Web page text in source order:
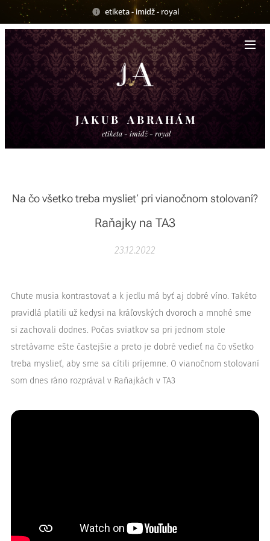
etiketa - imidž - royal
J A K U B A B R A H Á M
etiketa - imidž - royal
Na čo všetko treba myslieť pri vianočnom stolovaní?
Raňajky na TA3
23.12.2022
Chute musia kontrastovať a k jedlu má byť aj dobré víno. Takéto
pravidlá platili už kedysi na kráľovských dvoroch a mnohé sme
si zachovali dodnes. Počas sviatkov sa pri jednom stole
stretávame ešte častejšie a preto je dobré vedieť na čo všetko
treba myslieť, aby sme sa cítili príjemne. O vianočnom stolovaní
som dnes ráno rozprával v Raňajkách v TA3